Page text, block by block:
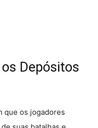
Depósitos
que os jogadores